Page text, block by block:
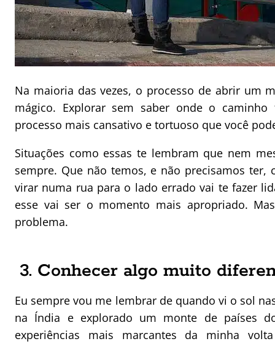
Na maioria das vezes, o processo de abrir um
mágico. Explorar sem saber onde o
processo mais cansativo e tortuoso que você
Situações como essas te lembram que nem
sempre. Que não temos, e não precisamos
virar numa rua para o lado errado vai te fazer
esse vai ser o momento mais apropriado.
problema.
3. Conhecer algo muito
Eu sempre vou me lembrar de quando vi o sol
na Índia e explorado um monte de países
experiências mais marcantes da minha